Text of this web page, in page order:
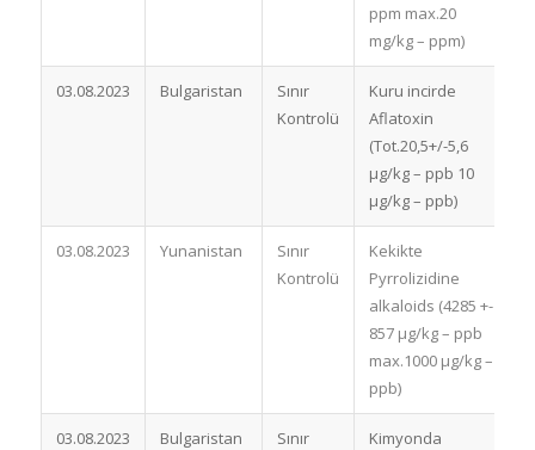
ppm max.20
mg/kg – ppm)
03.08.2023 Bulgaristan
Sınır
Kontrolü
Kuru incirde
Aflatoxin
(Tot.20,5+/-5,6
µg/kg – ppb 10
µg/kg – ppb)
03.08.2023 Yunanistan
Sınır
Kontrolü
Kekikte
Pyrrolizidine
alkaloids (4285 +-
857 µg/kg – ppb
max.1000 µg/kg –
ppb)
03.08.2023 Bulgaristan
Sınır
Kimyonda